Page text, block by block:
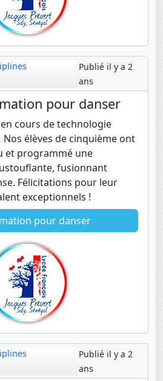
Publié il y a 2
ans
pour danser
cours de technologie
élèves de cinquième ont
et programmé une
fusionnant
Félicitations pour leur
exceptionnels !
pour danser
Publié il y a 2
ans